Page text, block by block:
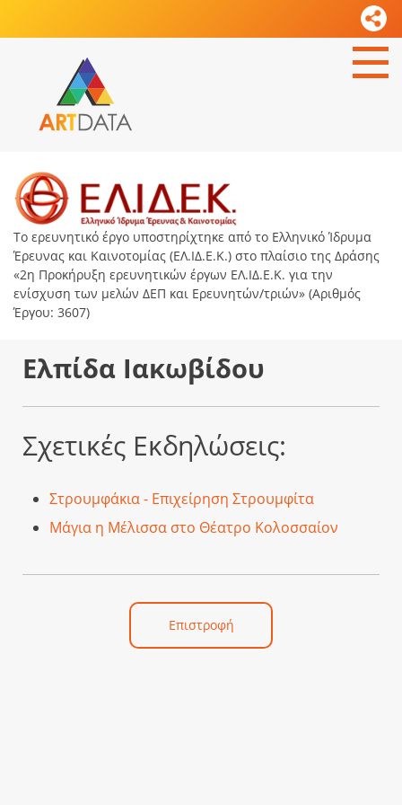
Το ερευνητικό έργο υποστηρίχτηκε από το Ελληνικό Ίδρυμα
Έρευνας και Καινοτομίας (ΕΛ.ΙΔ.Ε.Κ.) στο πλαίσιο της Δράσης
«2η Προκήρυξη ερευνητικών έργων ΕΛ.ΙΔ.Ε.Κ. για την
ενίσχυση των μελών ΔΕΠ και Ερευνητών/τριών» (Αριθμός
Έργου: 3607)
Ελπίδα Ιακωβίδου
Σχετικές Εκδηλώσεις:
Στρουμφάκια - Επιχείρηση Στρουμφίτα
Μάγια η Μέλισσα στο Θέατρο Κολοσσαίον
Επιστροφή